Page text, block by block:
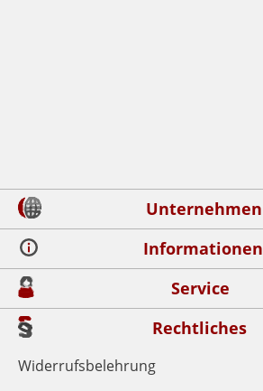
Unternehmen
Informationen
Service
Rechtliches
Widerrufsbelehrung